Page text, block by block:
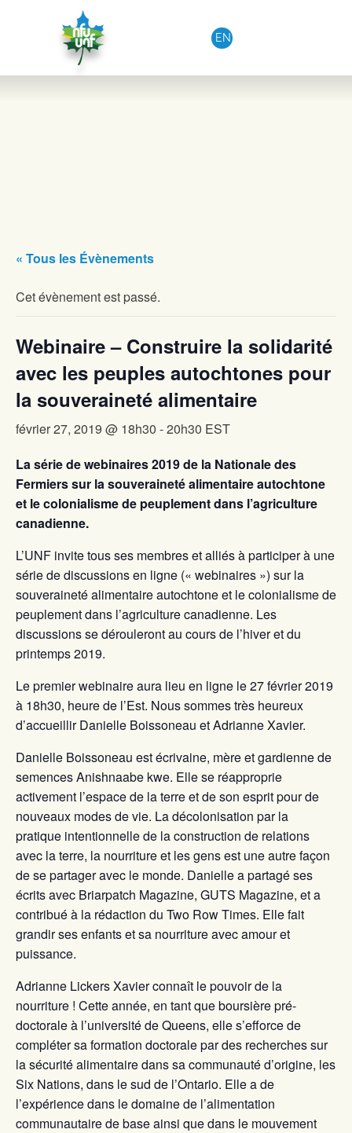
Aller au contenu
EN
« Tous les Évènements
Cet évènement est passé.
Webinaire – Construire la solidarité
avec les peuples autochtones pour
la souveraineté alimentaire
février 27, 2019 @ 18h30 -20h30 EST
La série de webinaires 2019 de la Nationale des
Fermiers sur la souveraineté alimentaire autochtone
et le colonialisme de peuplement dans l’agriculture
canadienne.
L’UNF invite tous ses membres et alliés à participer à une
série de discussions en ligne (« webinaires ») sur la
souveraineté alimentaire autochtone et le colonialisme de
peuplement dans l’agriculture canadienne. Les
discussions se dérouleront au cours de l’hiver et du
printemps 2019.
Le premier webinaire aura lieu en ligne le 27 février 2019
à 18h30, heure de l’Est. Nous sommes très heureux
d’accueillir Danielle Boissoneau et Adrianne Xavier.
Danielle Boissoneau est écrivaine, mère et gardienne de
semences Anishnaabe kwe. Elle se réapproprie
activement l’espace de la terre et de son esprit pour de
nouveaux modes de vie. La décolonisation par la
pratique intentionnelle de la construction de relations
avec la terre, la nourriture et les gens est une autre façon
de se partager avec le monde. Danielle a partagé ses
écrits avec Briarpatch Magazine, GUTS Magazine, et a
contribué à la rédaction du Two Row Times. Elle fait
grandir ses enfants et sa nourriture avec amour et
puissance.
Adrianne Lickers Xavier connaît le pouvoir de la
nourriture ! Cette année, en tant que boursière pré-
doctorale à l’université de Queens, elle s’efforce de
compléter sa formation doctorale par des recherches sur
la sécurité alimentaire dans sa communauté d’origine, les
Six Nations, dans le sud de l’Ontario. Elle a de
l’expérience dans le domaine de l’alimentation
communautaire de base ainsi que dans le mouvement